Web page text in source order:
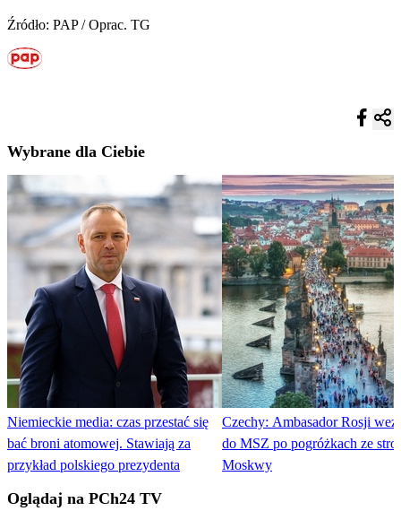
Źródło: PAP / Oprac. TG
Wybrane dla Ciebie
Niemieckie media: czas przestać się
bać broni atomowej. Stawiają za
przykład polskiego prezydenta
Czechy: Ambasador Rosji
do MSZ po pogróżkach ze
Moskwy
Oglądaj na PCh24 TV